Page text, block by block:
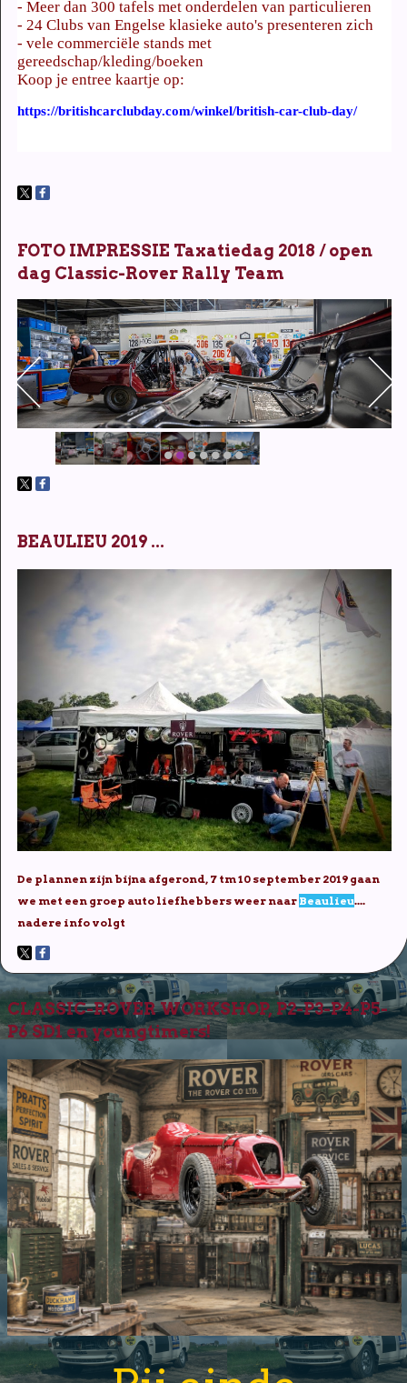
- Meer dan 300 tafels met onderdelen van particulieren
- 24 Clubs van Engelse klasieke auto's presenteren zich
- vele commerciële stands met
gereedschap/kleding/boeken
Koop je entree kaartje op:
https://britishcarclubday.com/winkel/british-car-club-day/
FOTO IMPRESSIE Taxatiedag 2018 / open
dag Classic-Rover Rally Team
BEAULIEU 2019 ...
De plannen zijn bijna afgerond, 7 tm 10 september 2019 gaan
we met een groep auto liefhebbers weer naar Beaulieu....
nadere info volgt
CLASSIC-ROVER WORKSHOP, P2-P3-P4-P5-
P6 SD1 en youngtimers!